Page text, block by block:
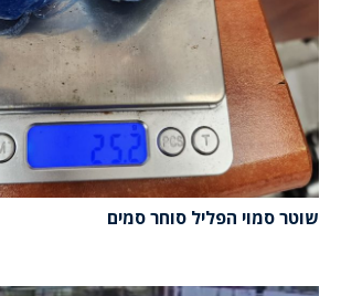
שוטר סמוי הפליל סוחר סמים